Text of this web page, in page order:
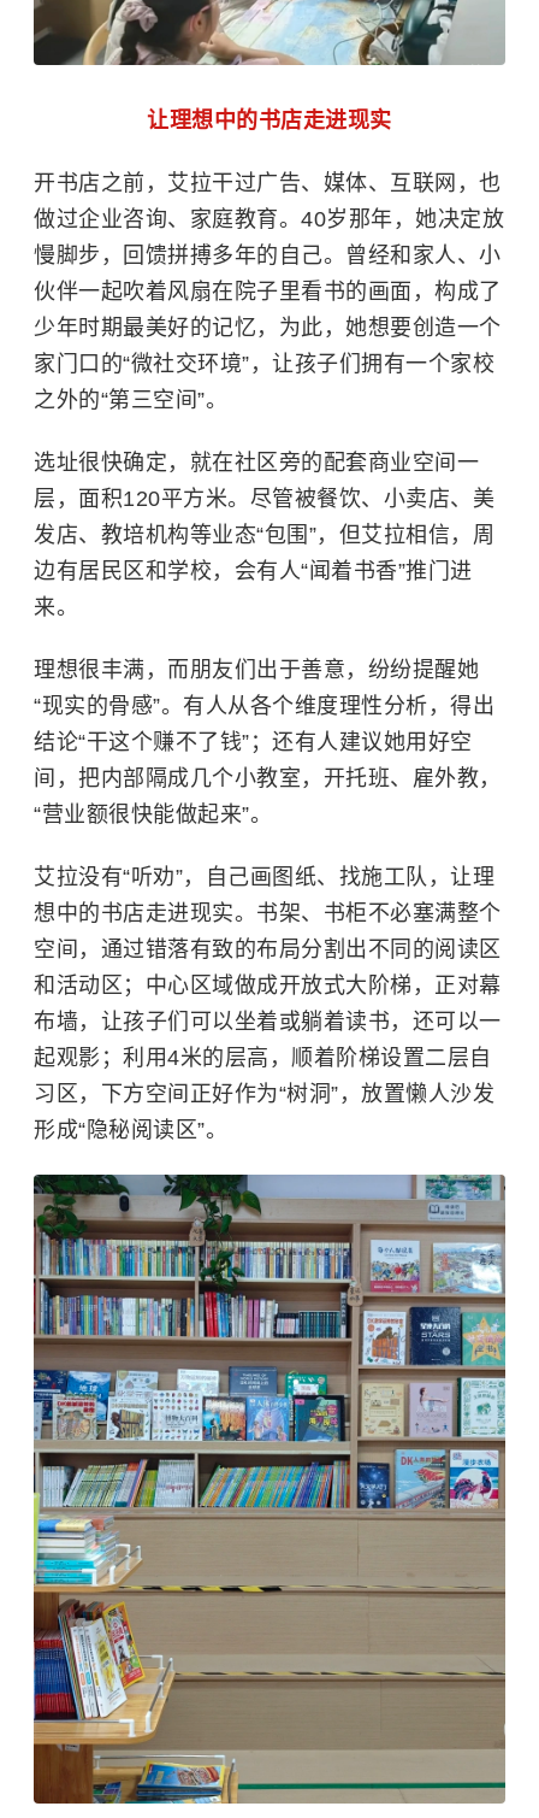
让理想中的书店走进现实
开书店之前，艾拉干过广告、媒体、互联网，也
做过企业咨询、家庭教育。40岁那年，她决定放
慢脚步，回馈拼搏多年的自己。曾经和家人、小
伙伴一起吹着风扇在院子里看书的画面，构成了
少年时期最美好的记忆，为此，她想要创造一个
家门口的“微社交环境”，让孩子们拥有一个家校
之外的“第三空间”。
选址很快确定，就在社区旁的配套商业空间一
层，面积120平方米。尽管被餐饮、小卖店、美
发店、教培机构等业态“包围”，但艾拉相信，周
边有居民区和学校，会有人“闻着书香”推门进
来。
理想很丰满，而朋友们出于善意，纷纷提醒她
“现实的骨感”。有人从各个维度理性分析，得出
结论“干这个赚不了钱”；还有人建议她用好空
间，把内部隔成几个小教室，开托班、雇外教，
“营业额很快能做起来”。
艾拉没有“听劝”，自己画图纸、找施工队，让理
想中的书店走进现实。书架、书柜不必塞满整个
空间，通过错落有致的布局分割出不同的阅读区
和活动区；中心区域做成开放式大阶梯，正对幕
布墙，让孩子们可以坐着或躺着读书，还可以一
起观影；利用4米的层高，顺着阶梯设置二层自
习区，下方空间正好作为“树洞”，放置懒人沙发
形成“隐秘阅读区”。